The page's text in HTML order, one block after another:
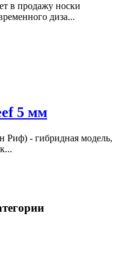
в продажу носки
диза...
5 мм
Риф) - гибридная модель,